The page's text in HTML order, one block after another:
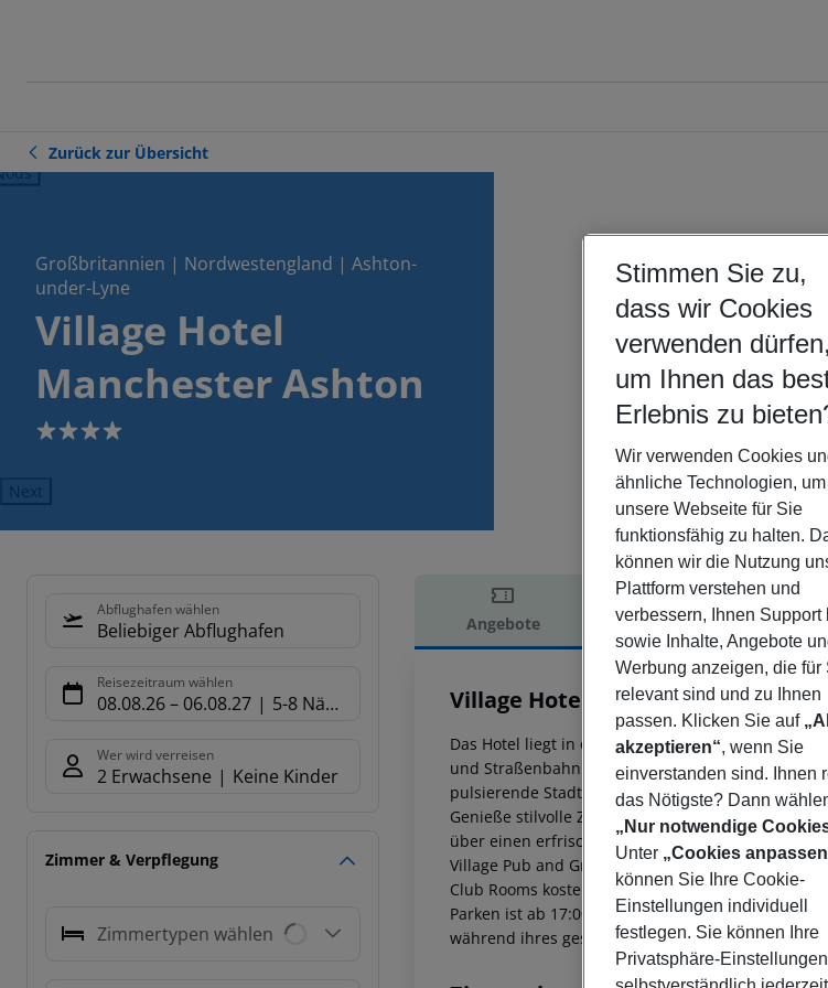
Zurück zur Übersicht
Großbritannien | Nordwestengland | Ashton-
under-Lyne
Village Hotel
Manchester Ashton
4
Next
Abflughafen wählen
Beliebiger Abflughafen
Reisezeitraum wählen
08.08.26– 06.08.27 5-8 Nächte
Wer wird verreisen
2 Erwachsene Keine Kinder
Zimmer & Verpflegung
Zimmertypen wählen
Angebote Hotelbeschreibung
Hotelbeschreibung
Village Hotel Manchester Ashton
4
Das Hotel liegt in der Nähe der Ausfahrt 23 der
und Straßenbahnlinien der Stadt, die alle zu Fuß
pulsierende Stadtzentrum mit seinem
Genieße stilvolle Zimmer mit bequemen Betten,
über einen erfrischenden Pool und ein
Village Pub and Grill. Für die Nutzung der
Club Rooms kostenlosen Zugang haben. Das
Parken ist ab 17:00 Uhr freitags kostenlos, und
während ihres gesamten Aufenthalts von
Stimmen Sie zu,
dass wir Cookies
verwenden dürfen,
um Ihnen das
Erlebnis zu
Wir verwenden Cookies
ähnliche Technologien, um
unsere Webseite für Sie
funktionsfähig zu halten.
können wir die Nutzung
Plattform verstehen und
verbessern, Ihnen Support
sowie Inhalte, Angebote
Werbung anzeigen, die für
relevant sind und zu Ihnen
passen. Klicken Sie auf
akzeptieren“, wenn Sie
einverstanden sind. Ihnen
das Nötigste? Dann
„Nur notwendige
Unter „Cookies
können Sie Ihre Cookie-
Einstellungen individuell
festlegen. Sie können Ihre
Privatsphäre-Einstellungen